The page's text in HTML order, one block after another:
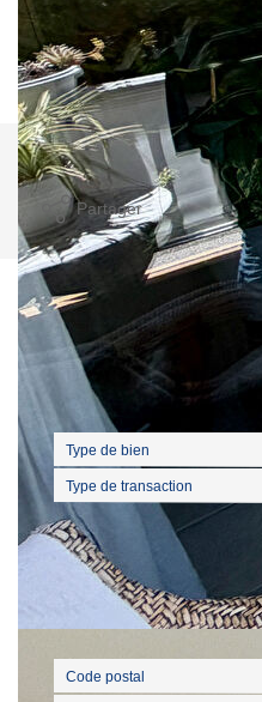
Montant estimé des
usage standard entre 830€
2021,2022 et 2023
Partager
Caractéristiques
Général
Type de bien
Type de transaction
Localisation
Code postal